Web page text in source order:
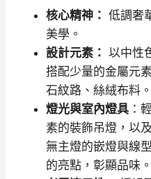
核心精神： 低調奢
美學。
設計元素： 以中性
搭配少量的金屬元
石紋路、絲絨布料
燈光與室內燈具 ：
素的裝飾吊燈，以
無主燈的嵌燈與線
的亮點，彰顯品味。